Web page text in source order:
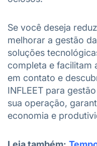
Se você deseja
melhorar a gestão
soluções
completa e facilitam
em contato e
INFLEET para
sua operação,
economia e